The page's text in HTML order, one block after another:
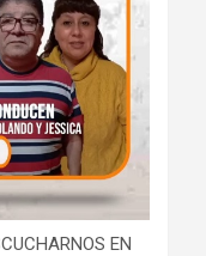
EN